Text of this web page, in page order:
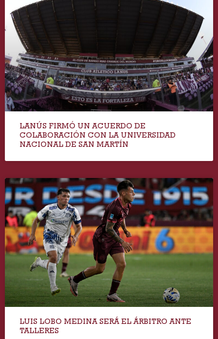
LANÚS FIRMÓ UN ACUERDO DE
COLABORACIÓN CON LA UNIVERSIDAD
NACIONAL DE SAN MARTÍN
LUIS LOBO MEDINA SERÁ EL ÁRBITRO ANTE
TALLERES